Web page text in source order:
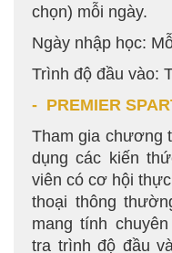
chọn) mỗi ngày.
Ngày nhập học:
Trình độ đầu vào:
- PREMIER
Tham gia chương
dụng các kiến
viên có cơ hội
thoại thông
mang tính
tra trình độ đầu